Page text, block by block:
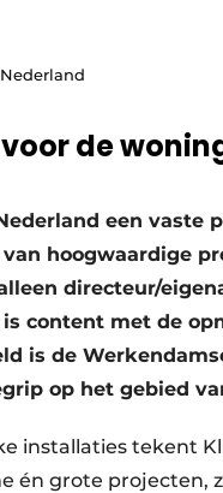
de
een vaste
hoogwaardige
directeur/
content met de
is de
op het gebied
installaties tekent
én grote projecten,